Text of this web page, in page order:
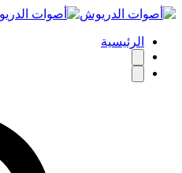
الرئيسية